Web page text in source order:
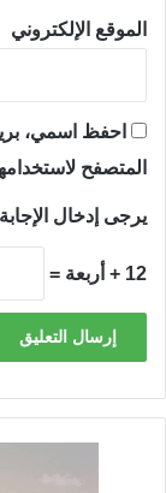
الموقع الإلكتروني
احفظ اسمي،
المتصفح
يرجى إدخال الإجابة
12 + أربعة =